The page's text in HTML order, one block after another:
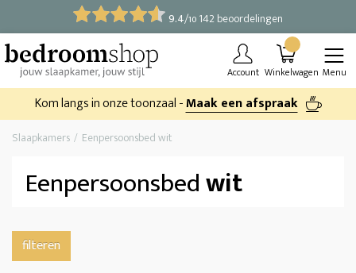
9.4/10 142 beoordelingen
Account Winkelwagen Menu
Kom langs in onze toonzaal -Maak een afspraak
Slaapkamers Eenpersoonsbed wit
Eenpersoonsbedwit
filteren